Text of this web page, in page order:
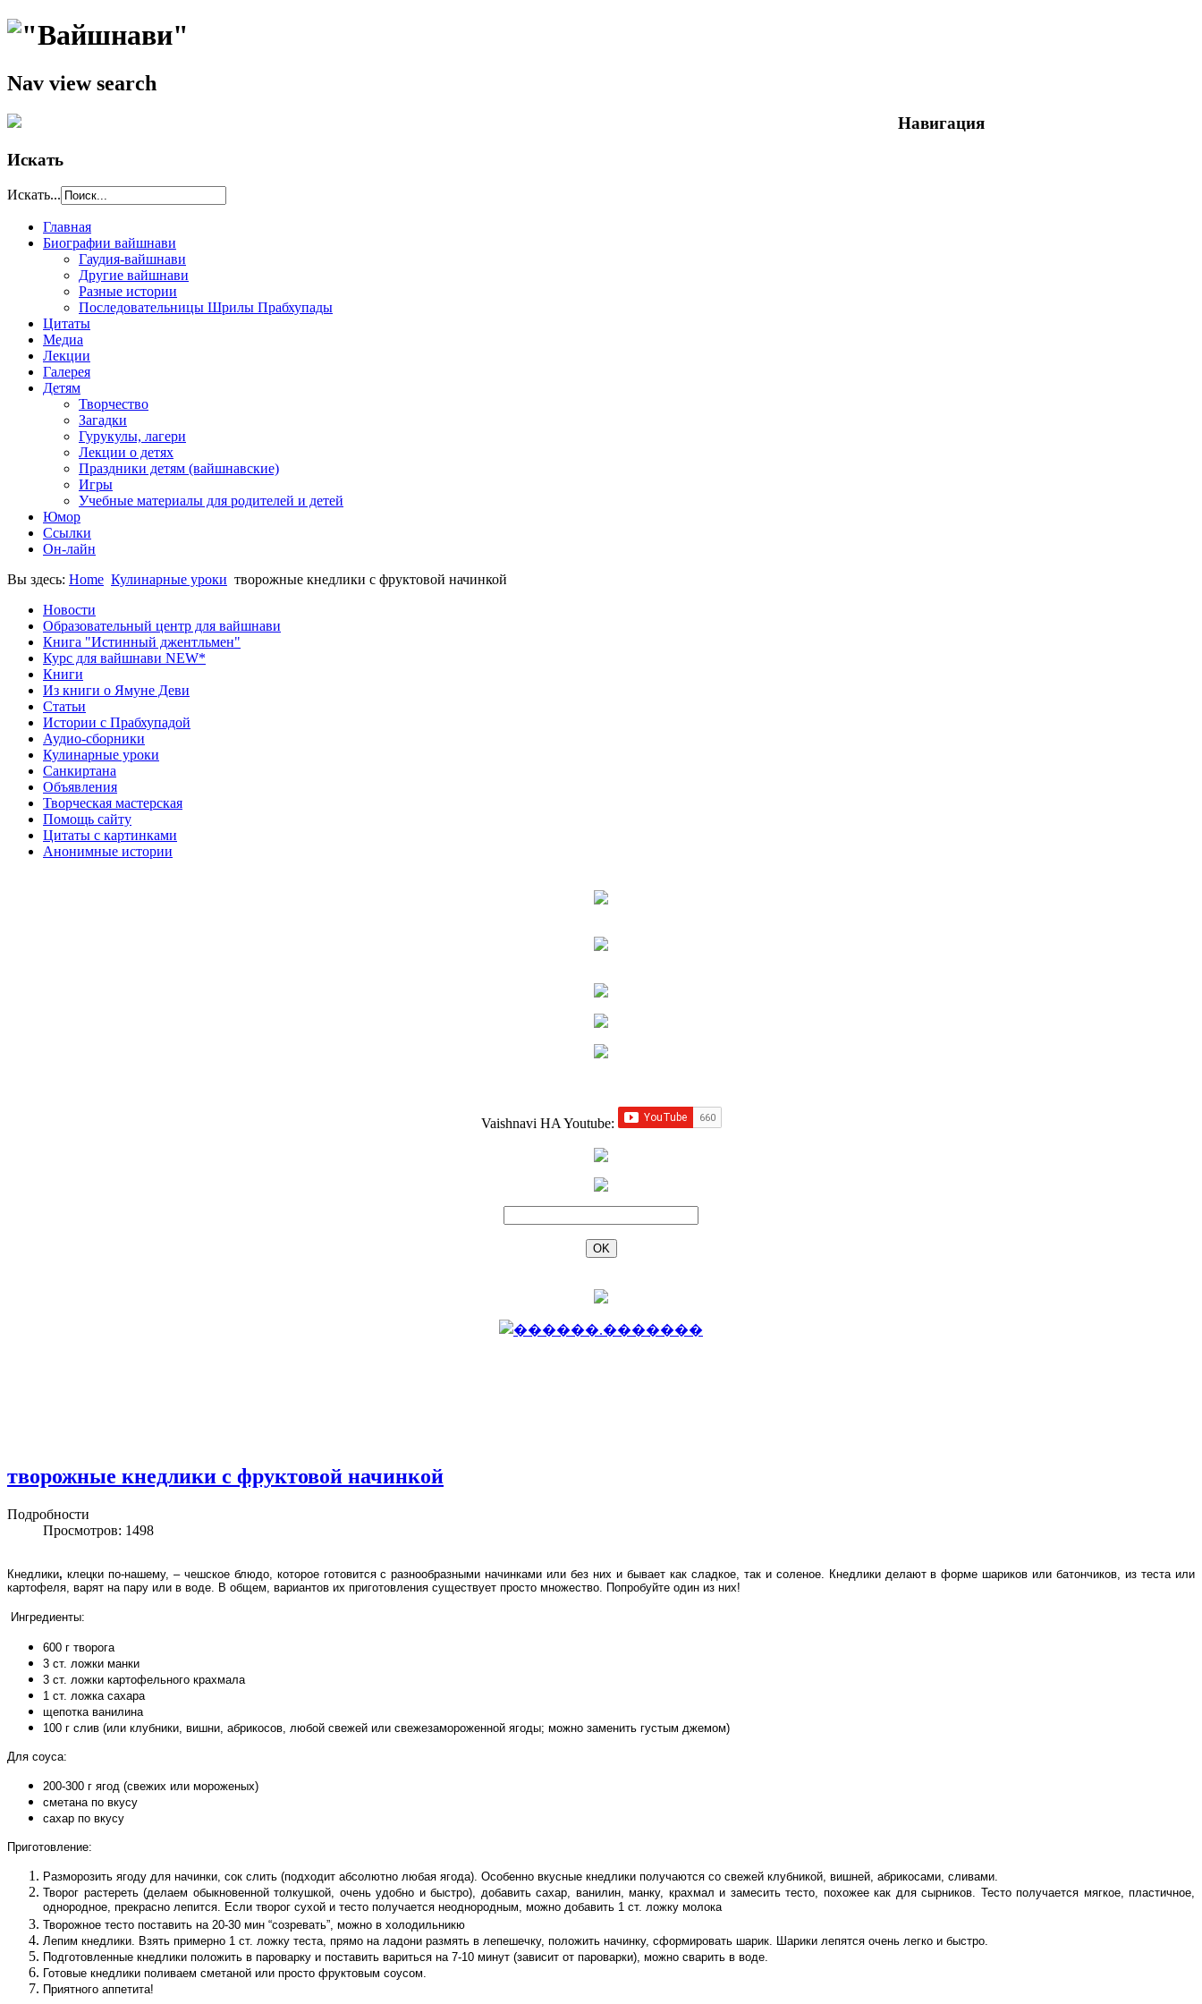
Nav view search
Навигация
Искать
Искать...
Главная
Биографии вайшнави
Гаудия-вайшнави
Другие вайшнави
Разные истории
Последовательницы Шрилы Прабхупады
Цитаты
Медиа
Лекции
Галерея
Детям
Творчество
Загадки
Гурукулы, лагери
Лекции о детях
Праздники детям (вайшнавские)
Игры
Учебные материалы для родителей и детей
Юмор
Ссылки
Он-лайн
Вы здесь: Home Кулинарные уроки творожные кнедлики с фруктовой начинкой
Новости
Образовательный центр для вайшнави
Книга "Истинный джентльмен"
Курс для вайшнави NEW*
Книги
Из книги о Ямуне Деви
Статьи
Истории с Прабхупадой
Аудио-сборники
Кулинарные уроки
Санкиртана
Объявления
Творческая мастерская
Помощь сайту
Цитаты с картинками
Анонимные истории
Vaishnavi HA Youtube:
творожные кнедлики с фруктовой начинкой
Подробности
Просмотров: 1498
Кнедлики, клецки по-нашему, – чешское блюдо, которое готовится с разнообразными начинками или без них и бывает как сладкое, так и соленое. Кнедлики делают в форме шариков или батончиков, из теста или
картофеля, варят на пару или в воде. В общем, вариантов их приготовления существует просто множество. Попробуйте один из них!
Ингредиенты:
600 г творога
3 ст. ложки манки
3 ст. ложки картофельного крахмала
1 ст. ложка сахара
щепотка ванилина
100 г слив (или клубники, вишни, абрикосов, любой свежей или свежезамороженной ягоды; можно заменить густым джемом)
Для соуса:
200-300 г ягод (свежих или мороженых)
сметана по вкусу
сахар по вкусу
Приготовление:
Разморозить ягоду для начинки, сок слить (подходит абсолютно любая ягода). Особенно вкусные кнедлики получаются со свежей клубникой, вишней, абрикосами, сливами.
Творог растереть (делаем обыкновенной толкушкой, очень удобно и быстро), добавить сахар, ванилин, манку, крахмал и замесить тесто, похожее как для сырников. Тесто получается мягкое, пластичное,
однородное, прекрасно лепится. Если творог сухой и тесто получается неоднородным, можно добавить 1 ст. ложку молока
Творожное тесто поставить на 20-30 мин “созревать”, можно в холодильникю
Лепим кнедлики. Взять примерно 1 ст. ложку теста, прямо на ладони размять в лепешечку, положить начинку, сформировать шарик. Шарики лепятся очень легко и быстро.
Подготовленные кнедлики положить в пароварку и поставить вариться на 7-10 минут (зависит от пароварки), можно сварить в воде.
Готовые кнедлики поливаем сметаной или просто фруктовым соусом.
Приятного аппетита!